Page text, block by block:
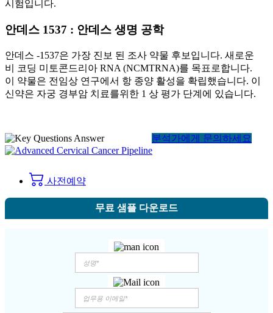
시험입니다.
안데스 1537 : 안데스 생명 공학
안데스 -1537은 가장 진보 된 조사 약물 후보입니다. 새로운
비 코딩 미토콘드리아 RNA (NCMTRNA)를 목표로합니다.
이 약물은 전임상 연구에서 항 종양 활성을 확립했습니다. 이
신약은 자궁 경부암 치료를위한 1 상 평가 단계에 있습니다.
분석가에게 문의하세요
사전예약
무료 샘플 다운로드